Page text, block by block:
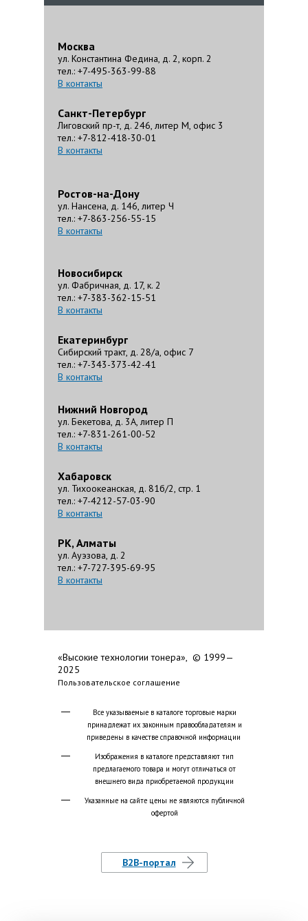
Москва
ул. Константина Федина, д. 2, корп. 2
тел.: +7-495-363-99-88
В контакты
Санкт-Петербург
Лиговский пр-т, д. 246, литер М, офис 3
тел.: +7-812-418-30-01
В контакты
Ростов-на-Дону
ул. Нансена, д. 146, литер Ч
тел.: +7-863-256-55-15
В контакты
Новосибирск
ул. Фабричная, д. 17, к. 2
тел.: +7-383-362-15-51
В контакты
Екатеринбург
Сибирский тракт, д. 28/а, офис 7
тел.: +7-343-373-42-41
В контакты
Нижний Новгород
ул. Бекетова, д. 3А, литер П
тел.: +7-831-261-00-52
В контакты
Хабаровск
ул. Тихоокеанская, д. 81б/2, стр. 1
тел.: +7-4212-57-03-90
В контакты
РК, Алматы
ул. Ауэзова, д. 2
тел.: +7-727-395-69-95
В контакты
«Высокие технологии тонера», © 1999—
2025
Пользовательское соглашение
Все указываемые в каталоге торговые марки
принадлежат их законным правообладателям и
приведены в качестве справочной информации
Изображения в каталоге представляют тип
предлагаемого товара и могут отличаться от
внешнего вида приобретаемой продукции
Указанные на сайте цены не являются публичной
офертой
B2B-портал